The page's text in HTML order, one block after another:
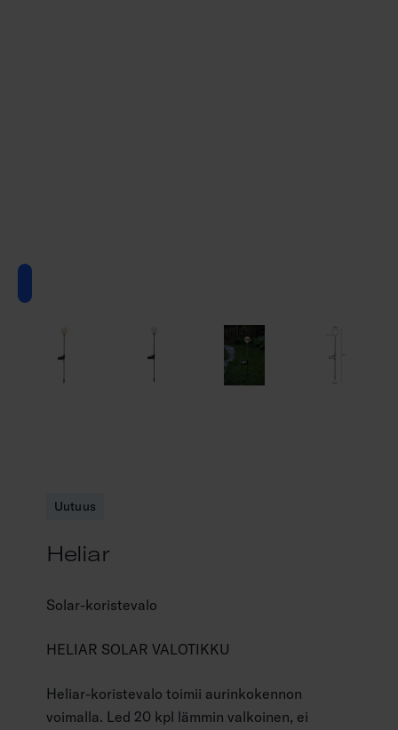
Uutuus
Heliar
Solar-koristevalo
HELIAR SOLAR VALOTIKKU
Heliar-koristevalo toimii aurinkokennon
voimalla. Led 20 kpl lämmin valkoinen, ei